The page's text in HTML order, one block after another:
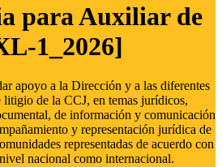
para Auxiliar de
1_2026]
apoyo a la Dirección y a las diferentes
litigio de la CCJ, en temas jurídicos,
de información y comunicación
y representación jurídica de
representadas de acuerdo con
nacional como internacional.